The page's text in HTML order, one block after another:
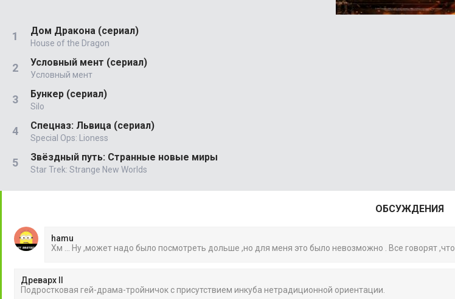
Дом Дракона (сериал)
House of the Dragon
Условный мент (сериал)
Условный мент
Бункер (сериал)
Silo
Спецназ: Львица (сериал)
Special Ops: Lioness
Звёздный путь: Странные новые миры
Star Trek: Strange New Worlds
ОБСУЖДЕНИЯ
hamu
Хм ... Ну ,может надо было посмотреть дольше ,но для меня это было невозможно . Все говорят ,что
Древарх II
Подростковая гей-драма-тройничок с присутствием инкуба нетрадиционной ориентации.